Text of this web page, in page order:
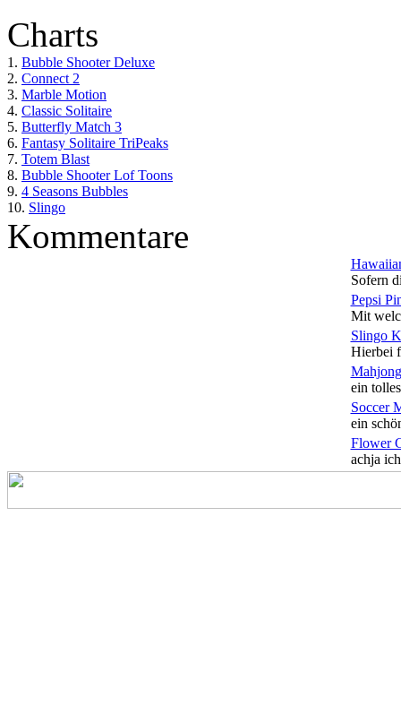
Charts
1. Bubble Shooter Deluxe
2. Connect 2
3. Marble Motion
4. Classic Solitaire
5. Butterfly Match 3
6. Fantasy Solitaire TriPeaks
7. Totem Blast
8. Bubble Shooter Lof Toons
9. 4 Seasons Bubbles
10. Slingo
Kommentare
Sofern
Pepsi
Mit
Slingo
Hierbei
ein
Soccer
ein
Flower
achja